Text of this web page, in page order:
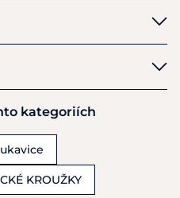
kategoriích
KROUŽKY